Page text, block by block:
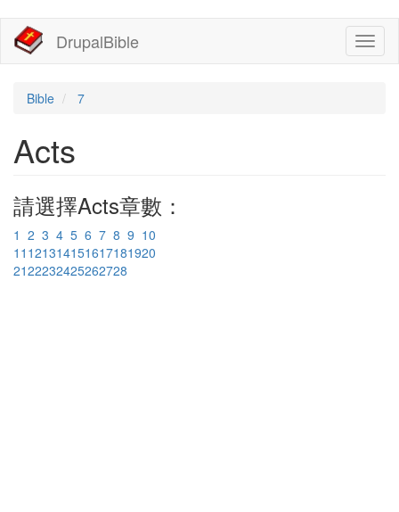
主
DrupalBible
Bible 7
Acts
請選擇Acts章數：
1 2 3 4 5 6 7 8 9 10
11 121314151617181920
2122232425262728